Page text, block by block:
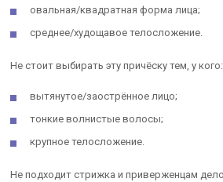
овальная/квадратная форма лица;
среднее/худощавое телосложение.
Не стоит выбирать эту причёску тем, у кого:
вытянутое/заострённое лицо;
тонкие волнистые волосы;
крупное телосложение.
Не подходит стрижка и приверженцам